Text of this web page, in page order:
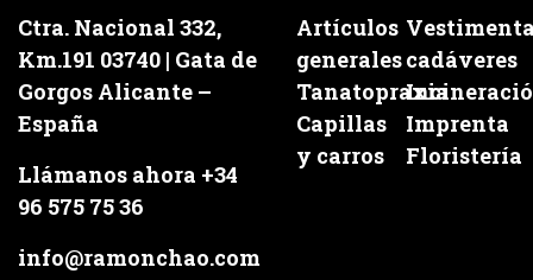
Ctra. Nacional 332,
Km.191 03740 | Gata de
Gorgos Alicante –
España
Llámanos ahora +34
96 575 75 36
info@ramonchao.com
Artículos
generalescadáveres
Tanatopraxia
Capillas
y carros
Imprenta
Floristería